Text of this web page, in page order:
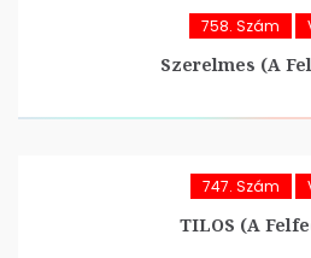
758. Szám
Szerelmes (A
747. Szám
TILOS (A